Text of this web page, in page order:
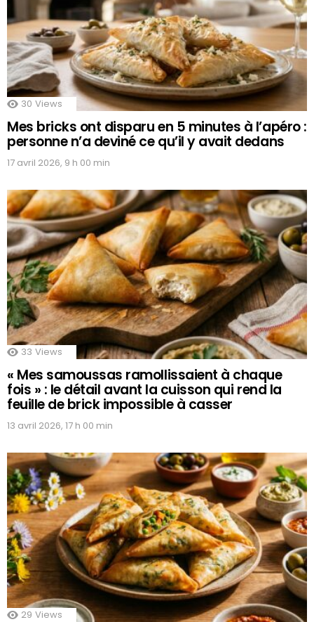
30 Views
Mes bricks ont disparu en 5 minutes à l’apéro :
personne n’a deviné ce qu’il y avait dedans
17 avril 2026, 9 h 00 min
33 Views
« Mes samoussas ramollissaient à chaque
fois » : le détail avant la cuisson qui rend la
feuille de brick impossible à casser
13 avril 2026, 17 h 00 min
29 Views